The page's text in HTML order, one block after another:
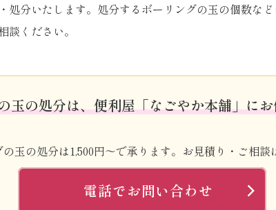
処分いたします。処分するボーリングの玉の個数な
談ください。
玉の処分は、便利屋「なごやか本舗」に
玉の処分は1,500円～で承ります。お見積り・ご相談
電話でお問い合わせ